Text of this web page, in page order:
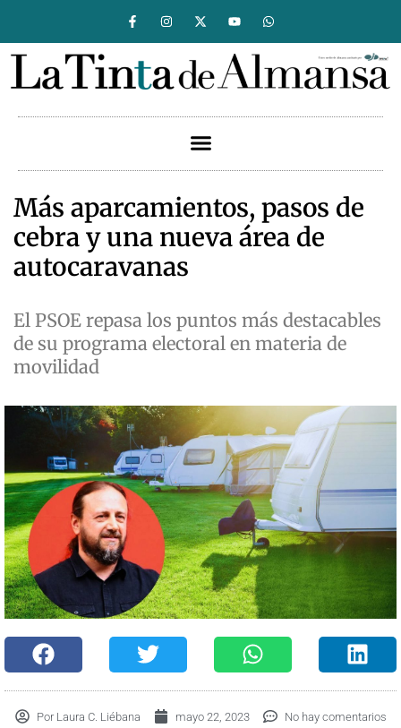
Más aparcamientos, pasos de
cebra y una nueva área de
autocaravanas
El PSOE repasa los puntos más destacables
de su programa electoral en materia de
movilidad
PorLaura C. Liébana mayo 22, 2023 No hay comentarios